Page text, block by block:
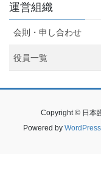
運営組織
会則・申し合わせ
役員一覧
Copyright © 日本
Powered by WordPress